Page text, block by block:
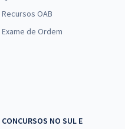
Recursos OAB
Exame de Ordem
CONCURSOS NO SUL E